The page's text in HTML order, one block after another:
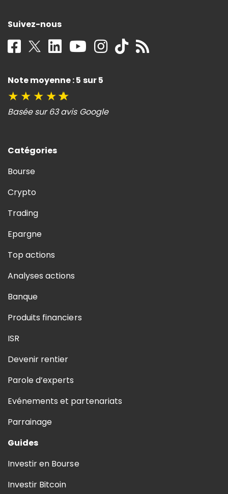
Suivez-nous
Note moyenne : 5 sur 5
★ ★ ★ ★★
Basée sur 63 avis Google
Catégories
Bourse
Crypto
Trading
Epargne
Top actions
Analyses actions
Banque
Produits financiers
ISR
Devenir rentier
Parole d’experts
Evénements et partenariats
Parrainage
Guides
Investir en Bourse
Investir Bitcoin